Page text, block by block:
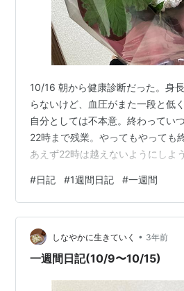
10/16 朝から健康診断だった。身
らないけど、血圧がまた一段と低
自分としては不本意。終わってい
22時まで残業。やってもやっても
あえず22時は越えないようにしよ
もクレームを受けてほとほとに疲
事は早めに切り上げて帰って、夫
ったよーと言ってくれたので早め
も買ってくれていたので嬉しい驚
ので新しい花瓶が欲しいな〜。私
#日記 #1週間日記 #一週間
しなやかに生きていく • 3年前
一週間日記(10/9〜10/15)